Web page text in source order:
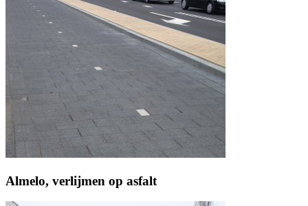
Almelo, verlijmen op asfalt